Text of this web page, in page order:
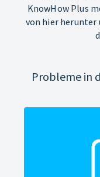
KnowHow Plus
von hier herunter
Probleme in